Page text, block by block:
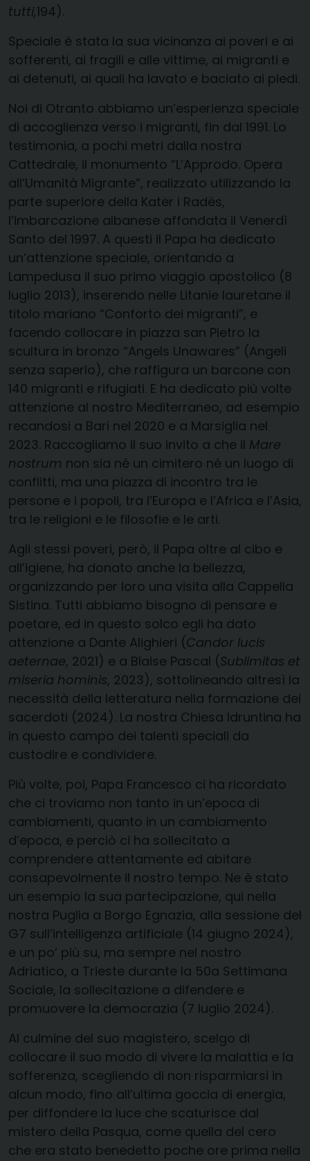
tutti,194).
Speciale è stata la sua vicinanza ai poveri e ai
sofferenti, ai fragili e alle vittime, ai migranti e
ai detenuti, ai quali ha lavato e baciato ai piedi.
Noi di Otranto abbiamo un’esperienza speciale
di accoglienza verso i migranti, fin dal 1991. Lo
testimonia, a pochi metri dalla nostra
Cattedrale, il monumento “L’Approdo. Opera
all’Umanità Migrante”, realizzato utilizzando la
parte superiore della Katër i Radës,
l’imbarcazione albanese affondata il Venerdì
Santo del 1997. A questi il Papa ha dedicato
un’attenzione speciale, orientando a
Lampedusa il suo primo viaggio apostolico (8
luglio 2013), inserendo nelle Litanie lauretane il
titolo mariano “Conforto dei migranti”, e
facendo collocare in piazza san Pietro la
scultura in bronzo “Angels Unawares” (Angeli
senza saperlo), che raffigura un barcone con
140 migranti e rifugiati. E ha dedicato più volte
attenzione al nostro Mediterraneo, ad esempio
recandosi a Bari nel 2020 e a Marsiglia nel
2023. Raccogliamo il suo invito a che il Mare
nostrum non sia né un cimitero né un luogo di
conflitti, ma una piazza di incontro tra le
persone e i popoli, tra l’Europa e l’Africa e l’Asia,
tra le religioni e le filosofie e le arti.
Agli stessi poveri, però, il Papa oltre al cibo e
all’igiene, ha donato anche la bellezza,
organizzando per loro una visita alla Cappella
Sistina. Tutti abbiamo bisogno di pensare e
poetare, ed in questo solco egli ha dato
attenzione a Dante Alighieri (Candor lucis
aeternae, 2021) e a Blaise Pascal (Sublimitas et
miseria hominis, 2023), sottolineando altresì la
necessità della letteratura nella formazione dei
sacerdoti (2024). La nostra Chiesa Idruntina ha
in questo campo dei talenti speciali da
custodire e condividere.
Più volte, poi, Papa Francesco ci ha ricordato
che ci troviamo non tanto in un’epoca di
cambiamenti, quanto in un cambiamento
d’epoca, e perciò ci ha sollecitato a
comprendere attentamente ed abitare
consapevolmente il nostro tempo. Ne è stato
un esempio la sua partecipazione, qui nella
nostra Puglia a Borgo Egnazia, alla sessione del
G7 sull’intelligenza artificiale (14 giugno 2024),
e un po’ più su, ma sempre nel nostro
Adriatico, a Trieste durante la 50a Settimana
Sociale, la sollecitazione a difendere e
promuovere la democrazia (7 luglio 2024).
Al culmine del suo magistero, scelgo di
collocare il suo modo di vivere la malattia e la
sofferenza, scegliendo di non risparmiarsi in
alcun modo, fino all’ultima goccia di energia,
per diffondere la luce che scaturisce dal
mistero della Pasqua, come quella del cero
che era stato benedetto poche ore prima nella